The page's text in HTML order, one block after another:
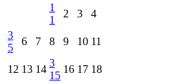
1
1
2 3
4
3
5
6 7 8 9 10 11
12 13 14
3
15
16 17 18